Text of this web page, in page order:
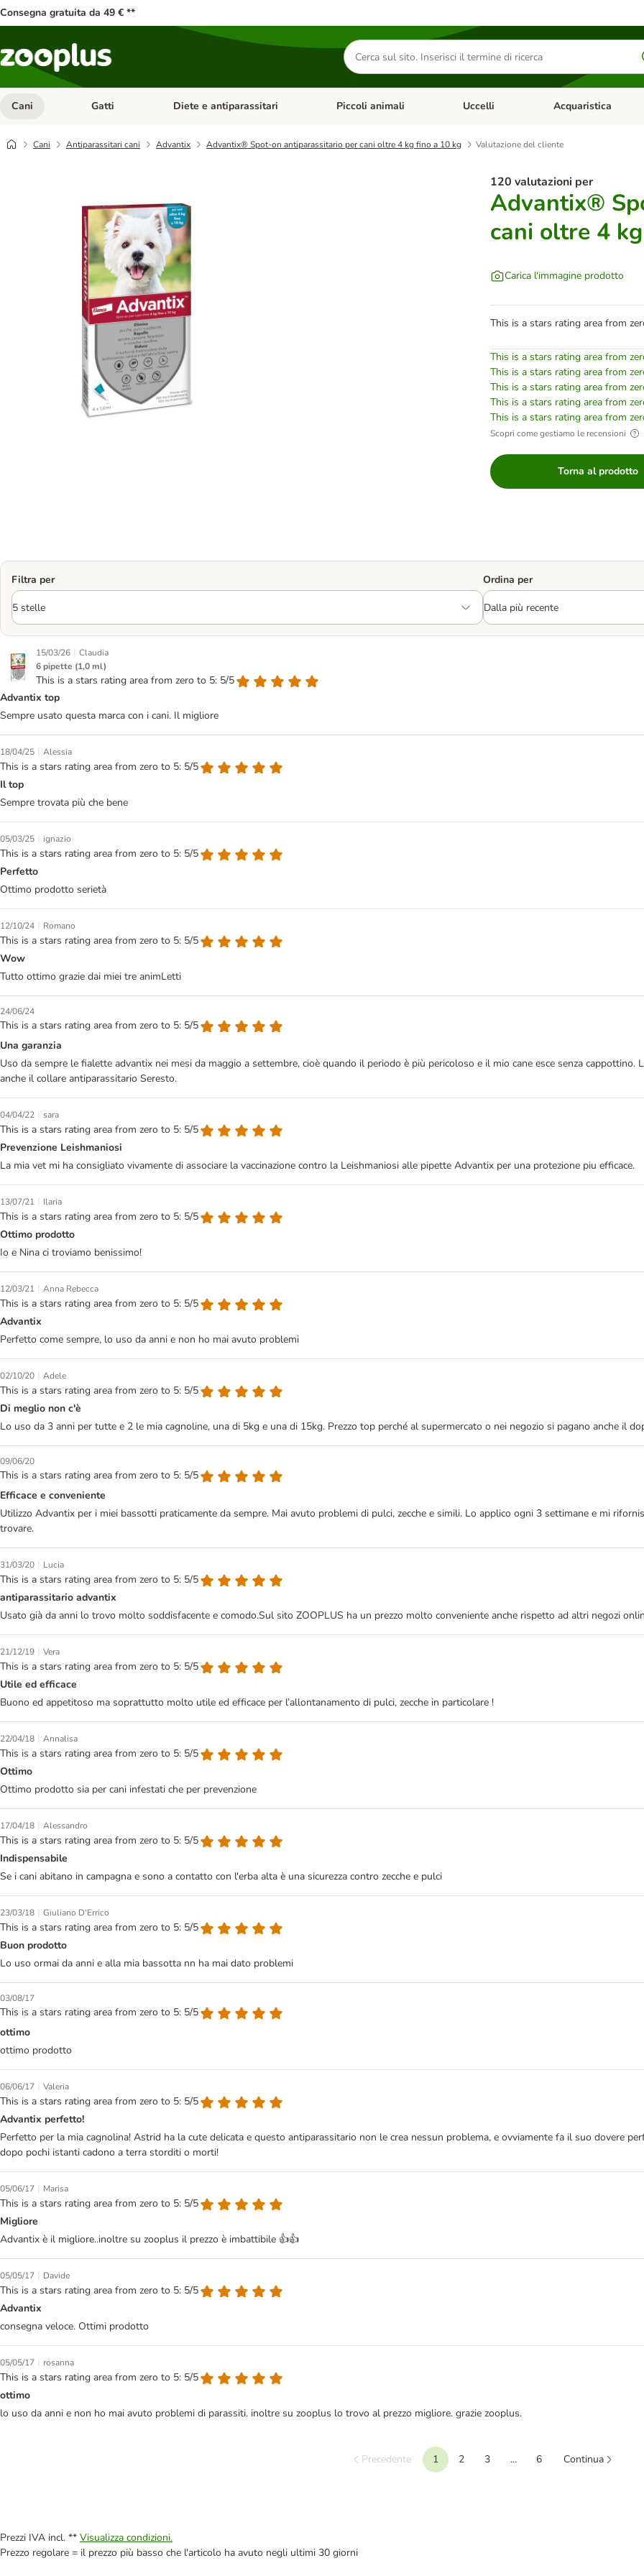
Consegna gratuita da 49 € **
Cerca
prodotti
Cani Apri Menu Categoria: Cani
Gatti Apri Menu Categoria: Gatti
Diete e antiparassitari Apri Menu Categoria: Diete e antiparassitari
Piccoli animali Apri Menu Categoria: Piccoli animali
Uccelli Apri Menu Categoria:
Acquaristica
Cani Antiparassitari cani Advantix Advantix® Spot-on antiparassitario per cani oltre 4 kg fino a 10 kg Valutazione del cliente
120 valutazioni per
Advantix®
cani oltre 4
Carica l'immagine prodotto
This is a stars rating area from
This is a stars rating area from
This is a stars rating area from
This is a stars rating area from
This is a stars rating area from
This is a stars rating area from
Scopri come gestiamo le recensioni
Torna al prodotto
Filtra per Ordina per
15/03/26 | Claudia
6 pipette (1,0 ml)
This is a stars rating area from zero to 5: 5/5
Advantix top
Sempre usato questa marca con i cani. Il migliore
18/04/25 | Alessia
This is a stars rating area from zero to 5: 5/5
Il top
Sempre trovata più che bene
05/03/25 | ignazio
This is a stars rating area from zero to 5: 5/5
Perfetto
Ottimo prodotto serietà
12/10/24 | Romano
This is a stars rating area from zero to 5: 5/5
Wow
Tutto ottimo grazie dai miei tre animLetti
24/06/24
This is a stars rating area from zero to 5: 5/5
Una garanzia
Uso da sempre le fialette advantix nei mesi da maggio a settembre, cioè quando il periodo è più pericoloso e il mio cane esce senza
anche il collare antiparassitario Seresto.
04/04/22 | sara
This is a stars rating area from zero to 5: 5/5
Prevenzione Leishmaniosi
La mia vet mi ha consigliato vivamente di associare la vaccinazione contro la Leishmaniosi alle pipette Advantix per una protezione piu efficace.
13/07/21 | Ilaria
This is a stars rating area from zero to 5: 5/5
Ottimo prodotto
Io e Nina ci troviamo benissimo!
12/03/21 | Anna Rebecca
This is a stars rating area from zero to 5: 5/5
Advantix
Perfetto come sempre, lo uso da anni e non ho mai avuto problemi
02/10/20 | Adele
This is a stars rating area from zero to 5: 5/5
Di meglio non c'è
Lo uso da 3 anni per tutte e 2 le mia cagnoline, una di 5kg e una di 15kg. Prezzo top perché al supermercato o nei negozio si pagano anche il
09/06/20
This is a stars rating area from zero to 5: 5/5
Efficace e conveniente
Utilizzo Advantix per i miei bassotti praticamente da sempre. Mai avuto problemi di pulci, zecche e simili. Lo applico ogni 3 settimane e mi
trovare.
31/03/20 | Lucia
This is a stars rating area from zero to 5: 5/5
antiparassitario advantix
Usato già da anni lo trovo molto soddisfacente e comodo.Sul sito ZOOPLUS ha un prezzo molto conveniente anche rispetto ad altri negozi
21/12/19 | Vera
This is a stars rating area from zero to 5: 5/5
Utile ed efficace
Buono ed appetitoso ma soprattutto molto utile ed efficace per l’allontanamento di pulci, zecche in particolare !
22/04/18 | Annalisa
This is a stars rating area from zero to 5: 5/5
Ottimo
Ottimo prodotto sia per cani infestati che per prevenzione
17/04/18 | Alessandro
This is a stars rating area from zero to 5: 5/5
Indispensabile
Se i cani abitano in campagna e sono a contatto con l'erba alta è una sicurezza contro zecche e pulci
23/03/18 | Giuliano D'Errico
This is a stars rating area from zero to 5: 5/5
Buon prodotto
Lo uso ormai da anni e alla mia bassotta nn ha mai dato problemi
03/08/17
This is a stars rating area from zero to 5: 5/5
ottimo
ottimo prodotto
06/06/17 | Valeria
This is a stars rating area from zero to 5: 5/5
Advantix perfetto!
Perfetto per la mia cagnolina! Astrid ha la cute delicata e questo antiparassitario non le crea nessun problema, e ovviamente fa il suo dovere
dopo pochi istanti cadono a terra storditi o morti!
05/06/17 | Marisa
This is a stars rating area from zero to 5: 5/5
Migliore
Advantix è il migliore..inoltre su zooplus il prezzo è imbattibile 👍👍
05/05/17 | Davide
This is a stars rating area from zero to 5: 5/5
Advantix
consegna veloce. Ottimi prodotto
05/05/17 | rosanna
This is a stars rating area from zero to 5: 5/5
ottimo
lo uso da anni e non ho mai avuto problemi di parassiti. inoltre su zooplus lo trovo al prezzo migliore. grazie zooplus.
Precedente 1 2 3 ... 6 Continua
Prezzi IVA incl. ** Visualizza condizioni.
Prezzo regolare = il prezzo più basso che l'articolo ha avuto negli ultimi 30 giorni